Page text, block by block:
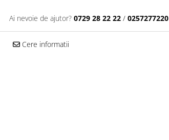
Ai nevoie de ajutor? 0729 28 22 22 / 0257277220
Cere informatii